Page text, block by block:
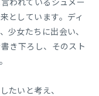
としています。ディ
少女たちに出会い、
き下ろし、そのスト
たいと考え、